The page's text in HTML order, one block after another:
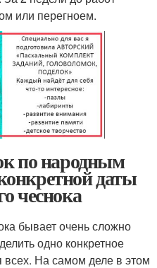
или перегноем.
по народным
даты
чеснока
бывает очень сложно
одно конкретное
всех. На самом деле в этом